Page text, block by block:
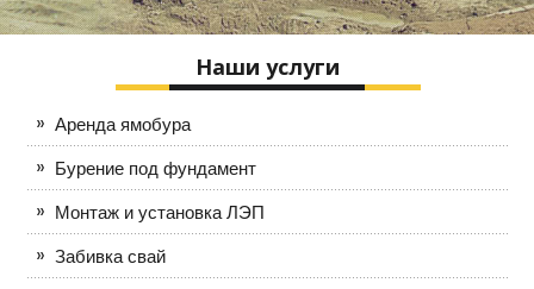
Наши услуги
Аренда ямобура
Бурение под фундамент
Монтаж и установка ЛЭП
Забивка свай